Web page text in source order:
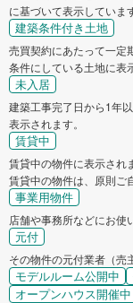
に基づいて表示しています
建築条件付き土地
売買契約にあたって一定
条件にしている土地に表
未入居
建築工事完了日から1年
表示されます。
賃貸中
賃貸中の物件に表示され
賃貸中の物件は、原則ご
事業用物件
店舗や事務所などにお使
元付
その物件の元付業者（売
モデルルーム公開中
オープンハウス開催中